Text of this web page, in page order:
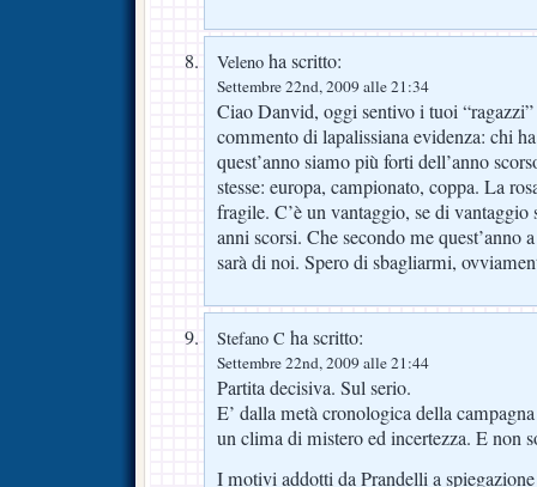
Veleno ha scritto:
Settembre 22nd, 2009 alle 21:34
Ciao Danvid, oggi sentivo i tuoi
commento di lapalissiana evidenza: chi
quest’anno siamo più forti dell’anno
stesse: europa, campionato, coppa. La
fragile. C’è un vantaggio, se di
anni scorsi. Che secondo me quest’anno
sarà di noi. Spero di sbagliarmi,
Stefano C ha scritto:
Settembre 22nd, 2009 alle 21:44
Partita decisiva. Sul serio.
E’ dalla metà cronologica della
un clima di mistero ed incertezza. E non
I motivi addotti da Prandelli a